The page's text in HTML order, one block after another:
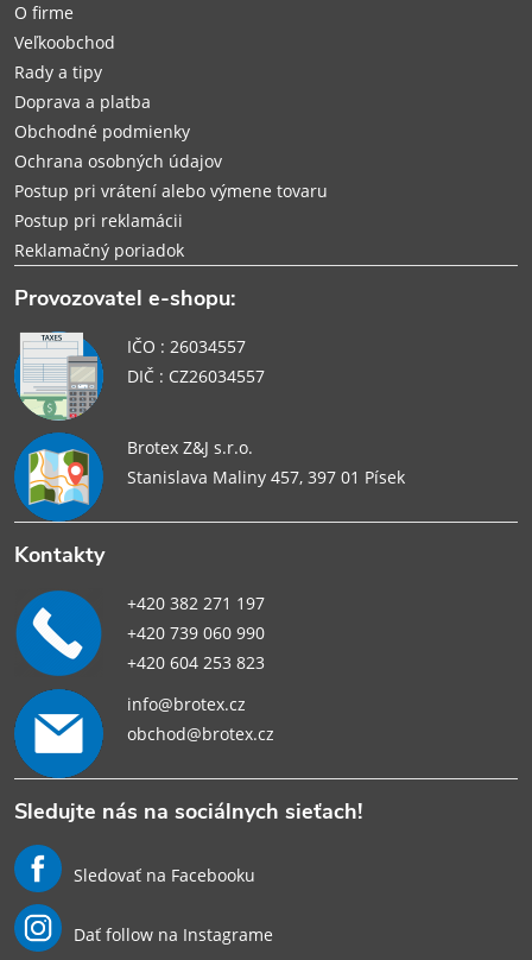
e
O firme
Veľkoobchod
Rady a tipy
Doprava a platba
Obchodné podmienky
Ochrana osobných údajov
Postup pri vrátení alebo výmene tovaru
Postup pri reklamácii
Reklamačný poriadok
Provozovatel e-shopu:
IČO : 26034557
DIČ : CZ26034557
Brotex Z&J s.r.o.
Stanislava Maliny 457, 397 01 Písek
Kontakty
+420 382 271 197
+420 739 060 990
+420 604 253 823
info@brotex.cz
obchod@brotex.cz
Sledujte nás na sociálnych sieťach!
Sledovať na Facebooku
Dať follow na Instagrame